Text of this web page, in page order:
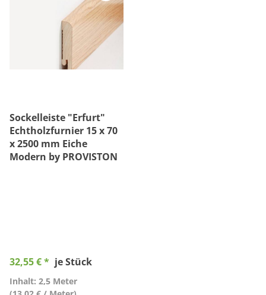
Sockelleiste "Erfurt"
Echtholzfurnier 15 x 70
x 2500 mm Eiche
Modern by PROVISTON
32,55 € * je Stück
Inhalt: 2,5 Meter